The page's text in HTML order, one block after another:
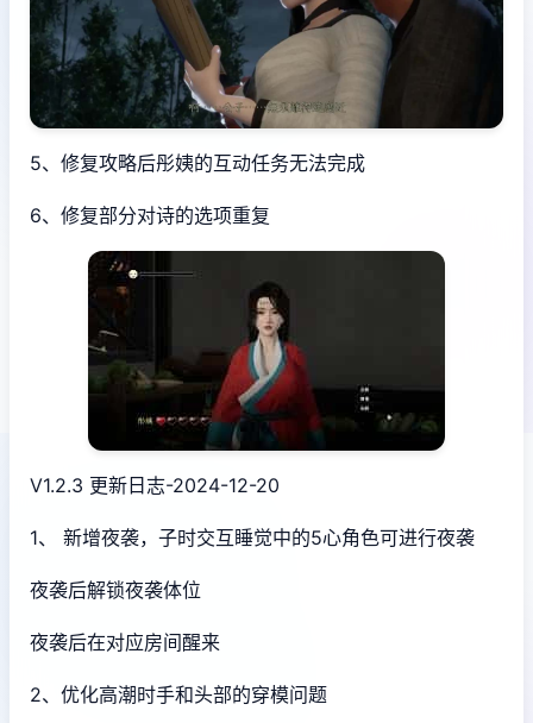
5、修复攻略后彤姨的互动任务无法完成
6、修复部分对诗的选项重复
V1.2.3 更新日志-2024-12-20
1、 新增夜袭，子时交互睡觉中的5心角色可进行夜袭
夜袭后解锁夜袭体位
夜袭后在对应房间醒来
2、优化高潮时手和头部的穿模问题